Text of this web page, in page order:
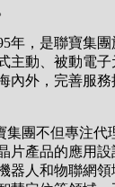
年，是聯寶集
主動、被動電
內外，完善服
集團不但專注代
片產品的應用
器人和物聯網領